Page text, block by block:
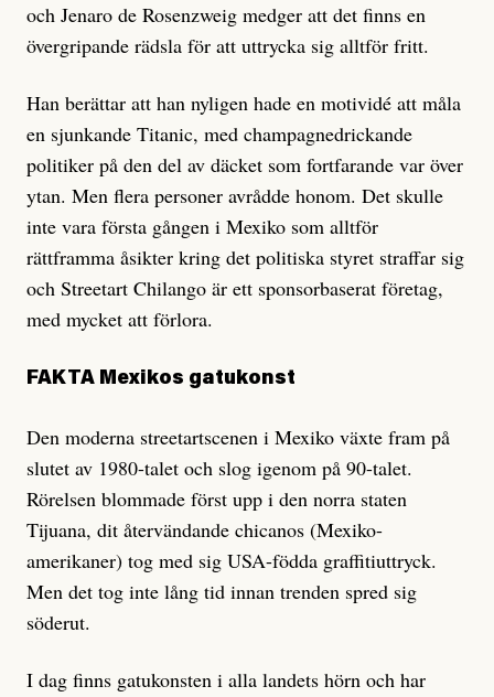
och Jenaro de Rosenzweig medger att det finns en
övergripande rädsla för att ut­tryc­ka sig alltför fritt.
Han berättar att han nyligen hade en motividé att måla
en sjunkande Titanic, med champagne­drickande
politiker på den del av däcket som fortfarande var över
ytan. Men flera personer avrådde honom. Det skulle
inte vara första gången i Mexiko som alltför
rättframma åsikter kring det politiska styret straffar sig
och Streetart Chilango är ett sponsorbaserat företag,
med myc­ket att förlora.
FAKTA Mexikos gatukonst
Den moderna streetartscenen i Mexiko växte fram på
slutet av 1980-talet och slog igenom på 90-talet.
Rörelsen blommade först upp i den norra staten
Tijuana, dit återvändande chicanos (Mexiko-
amerikaner) tog med sig USA-födda graffitiuttryck.
Men det tog inte lång tid innan trenden spred sig
söderut.
I dag finns gatukonsten i alla landets hörn och har